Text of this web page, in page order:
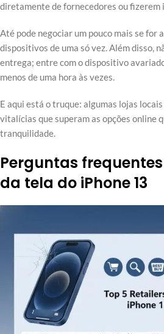
diretamente de fornecedores ou fizerem
Até pode negociar um pouco mais se
dispositivos de uma só vez. Além disso,
entrega; entre com o dispositivo
menos de uma hora às vezes.
E aqui está o truque: algumas lojas
vitalícias que superam as opções online
tranquilidade.
Perguntas
da tela do iPhone 13